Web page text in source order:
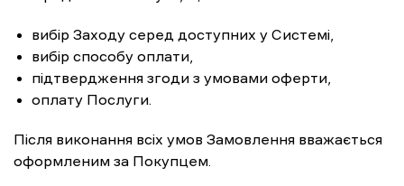
вибір Заходу серед доступних у Системі,
вибір способу оплати,
підтвердження згоди з умовами оферти,
оплату Послуги.
Після виконання всіх умов Замовлення вважається
оформленим за Покупцем.